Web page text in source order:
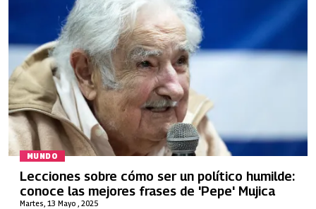
MUNDO
Martes, 13 Mayo , 2025
Lecciones sobre cómo ser un político humilde:
conoce las mejores frases de 'Pepe' Mujica